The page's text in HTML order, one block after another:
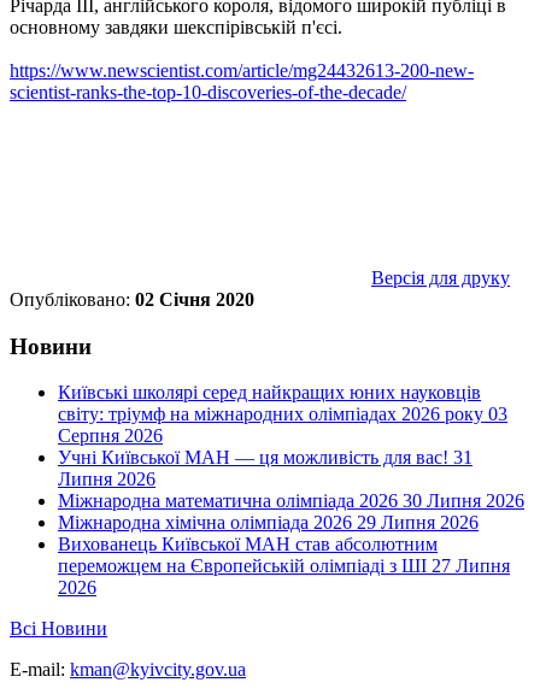
Річарда III, англійського короля, відомого широкій публіці в
основному завдяки шекспірівській п'єсі.
https://www.newscientist.com/article/mg24432613-200-new-
scientist-ranks-the-top-10-discoveries-of-the-decade/
Версія для друку
Опубліковано: 02 Січня 2020
Новини
Київські школярі серед найкращих юних науковців
світу: тріумф на міжнародних олімпіадах 2026 року 03
Серпня 2026
Учні Київської МАН — ця можливість для вас! 31
Липня 2026
Міжнародна математична олімпіада 2026 30 Липня 2026
Міжнародна хімічна олімпіада 2026 29 Липня 2026
Вихованець Київської МАН став абсолютним
переможцем на Європейській олімпіаді з ШІ 27 Липня
2026
Всі Новини
E-mail: kman@kyivcity.gov.ua